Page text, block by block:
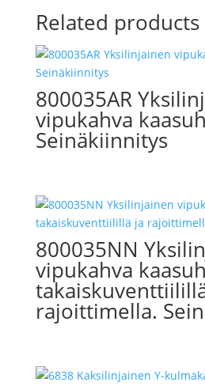
Related products
800035AR
vipukahva
Seinäkiinnitys
800035NN
vipukahva
rajoittimella.